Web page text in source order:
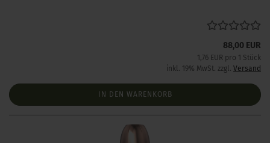
88,00 EUR
1,76 EUR pro 1 Stück
inkl. 19% MwSt. zzgl. Versand
IN DEN WARENKORB